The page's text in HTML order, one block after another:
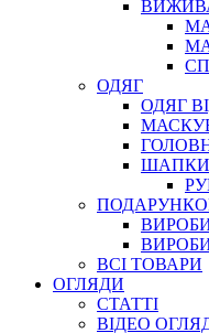
ОДЯГ
ОДЯГ
ШАПКИ
ВСІ ТОВАРИ
ОГЛЯДИ
СТАТТІ
ВІДЕО